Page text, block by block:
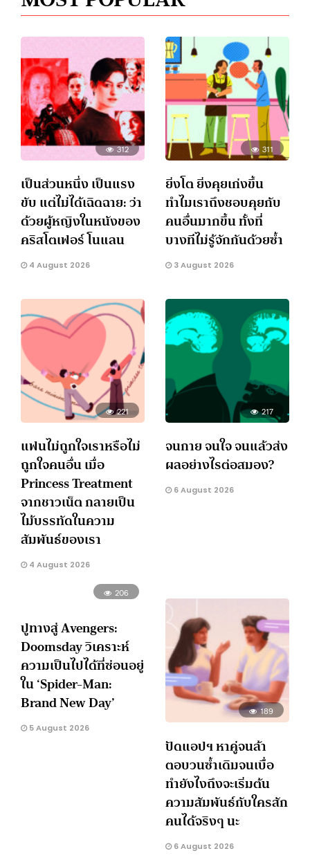
312
เป็นส่วนหนึ่ง เป็นแรง
ขับ แต่ไม่ได้เฉิดฉาย: ว่า
ด้วยผู้หญิงในหนังของ
คริสโตเฟอร์ โนแลน
4 August 2026
311
ยิ่งโต ยิ่งคุยเก่งขึ้น
ทำไมเราถึงชอบคุยกับ
คนอื่นมากขึ้น ทั้งที่
บางทีไม่รู้จักกันด้วยซ้ำ
3 August 2026
221
แฟนไม่ถูกใจเราหรือไม่
ถูกใจคนอื่น เมื่อ
Princess Treatment
จากชาวเน็ต กลายเป็น
ไม้บรรทัดในความ
สัมพันธ์ของเรา
4 August 2026
217
จนกาย จนใจ จนแล้วส่ง
ผลอย่างไรต่อสมอง?
6 August 2026
206
ปูทางสู่ Avengers:
Doomsday วิเคราะห์
ความเป็นไปได้ที่ซ่อนอยู่
ใน ‘Spider-Man:
Brand New Day’
5 August 2026
189
ปัดแอปฯ หาคู่จนล้า
ตอบวนซ้ำเดิมจนเบื่อ
ทำยังไงถึงจะเริ่มต้น
ความสัมพันธ์กับใครสัก
คนได้จริงๆ นะ
6 August 2026